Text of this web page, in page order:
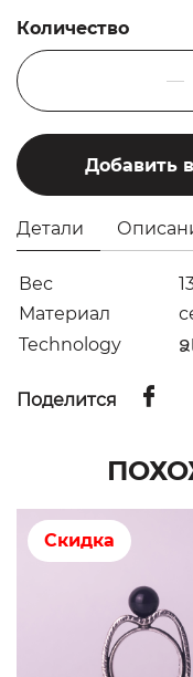
Количество
Добавить
Детали
Вес
Материал
Technology
Поделится
Скидка